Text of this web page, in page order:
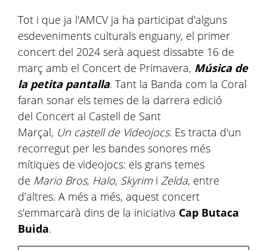
Tot i que ja l'AMCV ja ha participat d'alguns
esdeveniments culturals enguany, el primer
concert del 2024 serà aquest dissabte 16 de
març amb el Concert de Primavera, Música de
la petita pantalla. Tant la Banda com la Coral
faran sonar els temes de la darrera edició
del Concert al Castell de Sant
Marçal, Un castell de Videojocs. Es tracta d'un
recorregut per les bandes sonores més
mítiques de videojocs: els grans temes
de Mario Bros, Halo, Skyrimi Zelda, entre
d’altres. A més a més, aquest concert
s'emmarcarà dins de la iniciativa Cap Butaca
Buida.